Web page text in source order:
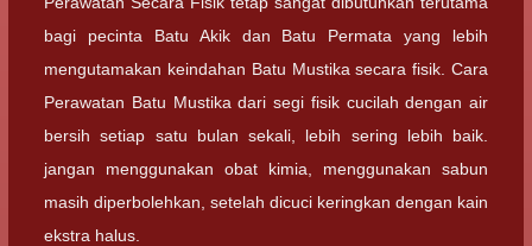
bagi pecinta Batu Akik dan Batu Permata yang lebih
mengutamakan keindahan Batu Mustika secara fisik. Cara
Perawatan Batu Mustika dari segi fisik cucilah dengan air
bersih setiap satu bulan sekali, lebih sering lebih baik.
jangan menggunakan obat kimia, menggunakan sabun
masih diperbolehkan, setelah dicuci keringkan dengan kain
ekstra halus.